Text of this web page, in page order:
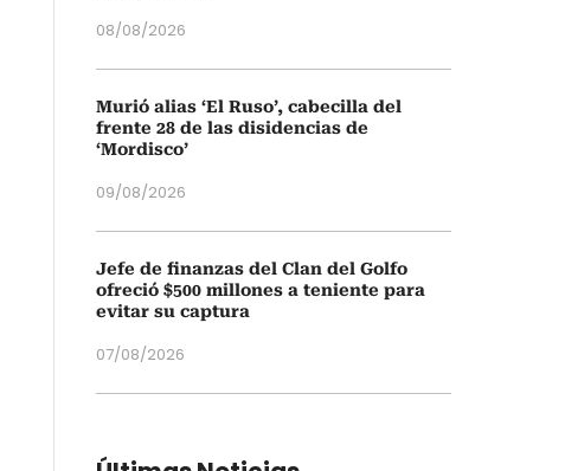
08/08/2026
Murió alias ‘El Ruso’, cabecilla del
frente 28 de las disidencias de
‘Mordisco’
09/08/2026
Jefe de finanzas del Clan del Golfo
ofreció $500 millones a teniente para
evitar su captura
07/08/2026